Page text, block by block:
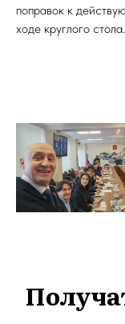
поправок к
ходе круглого стола.